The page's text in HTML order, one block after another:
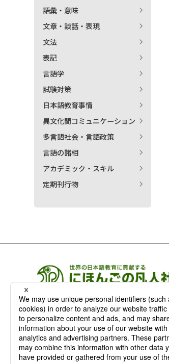
語彙・意味
文章・談話・表現
文法
表記
言語学
試験対策
日本語教育事情
異文化間コミュニケーション
多言語社会・言語政策
言語の諸相
アカデミック・スキル
定期刊行物
凡人社の出版情報
〒102-0093 東京都千代田区平河町
TEL：03-3263-3959／FAX：03-